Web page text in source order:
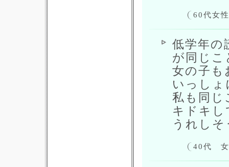
60代女
低学年の
が同じこ
女の子も
いっし
私も同じ
キドキ
うれし
40代